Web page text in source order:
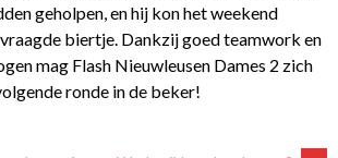
geholpen, en hij kon het weekend
biertje. Dankzij goed teamwork en
mag Flash Nieuwleusen Dames 2 zich
ronde in de beker!